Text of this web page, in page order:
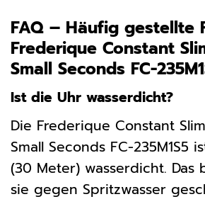
FAQ – Häufig gestellte
Frederique Constant
Small Seconds FC-
Ist die Uhr wasserdicht?
Die Frederique Constant
Small Seconds FC-235M1S5
(30 Meter) wasserdicht. Das
sie gegen Spritzwasser